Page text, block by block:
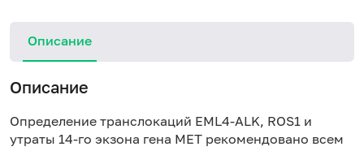
Описание
Описание
Определение транслокаций EML4-ALK, ROS1 и
утраты 14-го экзона гена MET рекомендовано всем